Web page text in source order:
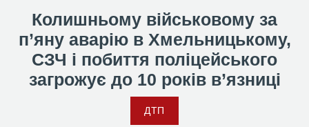
Колишньому військовому за
п’яну аварію в Хмельницькому,
СЗЧ і побиття поліцейського
загрожує до 10 років в’язниці
ДТП